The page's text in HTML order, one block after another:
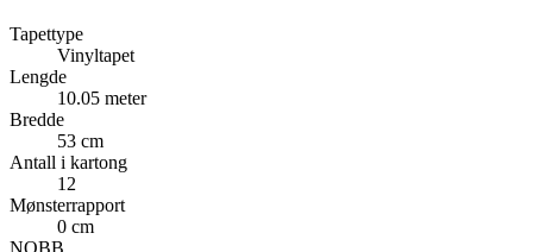
Tapettype
Vinyltapet
Lengde
10.05 meter
Bredde
53 cm
Antall i kartong
12
Mønsterrapport
0 cm
NOBB